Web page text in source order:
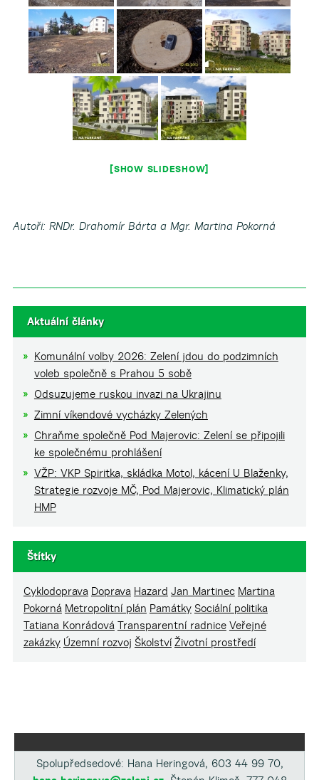
[SHOW SLIDESHOW]
Autoři: RNDr. Drahomír Bárta a Mgr. Martina Pokorná
Aktuální články
Komunální volby 2026: Zelení jdou do podzimních
voleb společně s Prahou 5 sobě
Odsuzujeme ruskou invazi na Ukrajinu
Zimní víkendové vycházky Zelených
Chraňme společně Pod Majerovic: Zelení se připojili
ke společnému prohlášení
VŽP: VKP Spiritka, skládka Motol, kácení U Blaženky,
Strategie rozvoje MČ, Pod Majerovic, Klimatický plán
HMP
Štítky
Cyklodoprava Doprava Hazard Jan Martinec Martina
Pokorná Metropolitní plán Památky Sociální politika
Tatiana Konrádová Transparentní radnice Veřejné
zakázky Územní rozvoj Školství Životní prostředí
Spolupředsedové: Hana Heringová, 603 44 99 70,